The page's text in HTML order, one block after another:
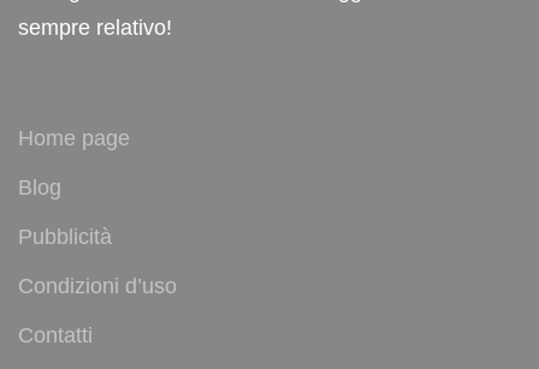
sempre relativo!
Home page
Blog
Pubblicità
Condizioni d’uso
Contatti